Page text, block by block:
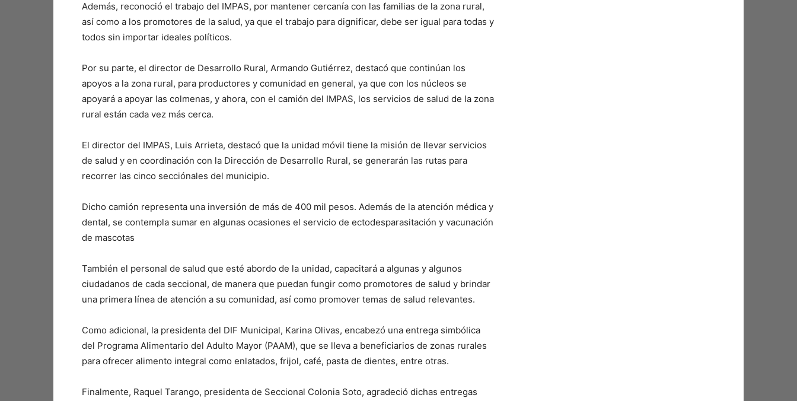
Además, reconoció el trabajo del IMPAS, por mantener cercanía con las familias de la zona rural,
así como a los promotores de la salud, ya que el trabajo para dignificar, debe ser igual para todas y
todos sin importar ideales políticos.
Por su parte, el director de Desarrollo Rural, Armando Gutiérrez, destacó que continúan los
apoyos a la zona rural, para productores y comunidad en general, ya que con los núcleos se
apoyará a apoyar las colmenas, y ahora, con el camión del IMPAS, los servicios de salud de la zona
rural están cada vez más cerca.
El director del IMPAS, Luis Arrieta, destacó que la unidad móvil tiene la misión de llevar servicios
de salud y en coordinación con la Dirección de Desarrollo Rural, se generarán las rutas para
recorrer las cinco secciónales del municipio.
⁠Dicho camión representa una inversión de más de 400 mil pesos. Además de la atención médica y
dental, se contempla sumar en algunas ocasiones el servicio de ectodesparasitación y vacunación
de mascotas
⁠También el personal de salud que esté abordo de la unidad, capacitará a algunas y algunos
ciudadanos de cada seccional, de manera que puedan fungir como promotores de salud y brindar
una primera línea de atención a su comunidad, así como promover temas de salud relevantes.
Como adicional, la presidenta del DIF Municipal, Karina Olivas, encabezó una entrega simbólica
del Programa Alimentario del Adulto Mayor (PAAM), que se lleva a beneficiarios de zonas rurales
para ofrecer alimento integral como enlatados, frijol, café, pasta de dientes, entre otras.
Finalmente, Raquel Tarango, presidenta de Seccional Colonia Soto, agradeció dichas entregas